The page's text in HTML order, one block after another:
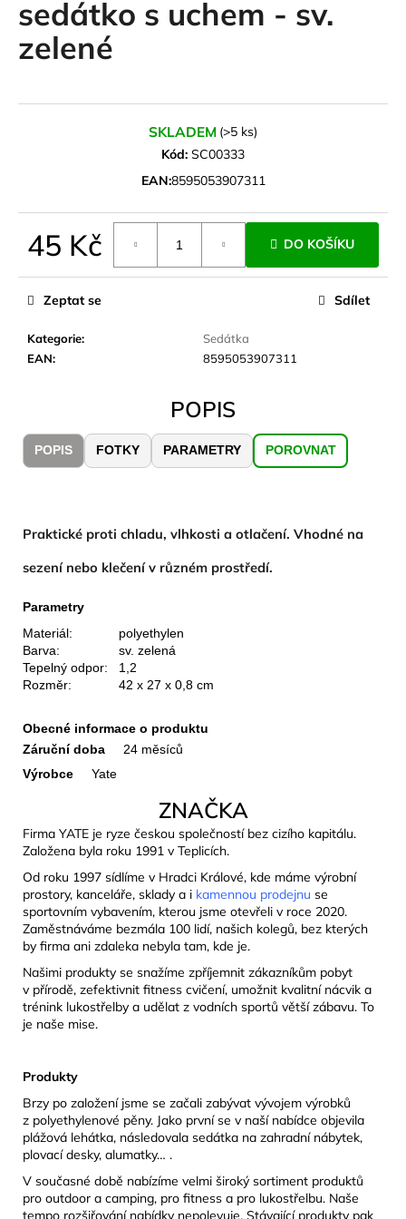
sedátko s uchem - sv.
zelené
SKLADEM (>5 ks)
Kód: SC00333
EAN:8595053907311
45 Kč DO KOŠÍKU
Kategorie:
Sedátka
EAN: 8595053907311
Zeptat se Sdílet
POPIS
POPIS FOTKY PARAMETRY POROVNAT
Praktické proti chladu, vlhkosti a otlačení. Vhodné na
sezení nebo klečení v různém prostředí.
Parametry
Materiál:
polyethylen
Barva:
sv. zelená
Tepelný odpor: 1,2
Rozměr:
42 x 27 x 0,8 cm
Obecné informace o produktu
Záruční doba
24 měsíců
Výrobce
Yate
ZNAČKA
Firma YATE je ryze českou společností bez cizího kapitálu.
Založena byla roku 1991 v Teplicích.
Od roku 1997 sídlíme v Hradci Králové, kde máme výrobní
prostory, kanceláře, sklady a i kamennou prodejnu se
sportovním vybavením, kterou jsme otevřeli v roce 2020.
Zaměstnáváme bezmála 100 lidí, našich kolegů, bez kterých
by firma ani zdaleka nebyla tam, kde je.
Našimi produkty se snažíme zpříjemnit zákazníkům pobyt
v přírodě, zefektivnit fitness cvičení, umožnit kvalitní nácvik a
trénink lukostřelby a udělat z vodních sportů větší zábavu. To
je naše mise.
Produkty
Brzy po založení jsme se začali zabývat vývojem výrobků
z polyethylenové pěny. Jako první se v naší nabídce objevila
plážová lehátka, následovala sedátka na zahradní nábytek,
plovací desky, alumatky… .
V současné době nabízíme velmi široký sortiment produktů
pro outdoor a camping, pro fitness a pro lukostřelbu. Naše
tempo rozšiřování nabídky nepolevuje. Stávající produkty pak
a
j
HLEDAT
D
o
p
o
u
e
CARNOSPORT
GEL
ML
899
Kč